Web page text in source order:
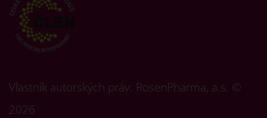
Vlastník autorských práv: RosenPharma, a.s. ©
2026